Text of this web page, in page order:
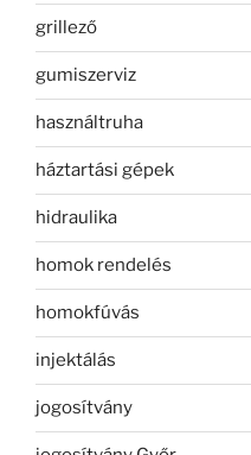
grillező
gumiszerviz
használtruha
háztartási gépek
hidraulika
homok rendelés
homokfúvás
injektálás
jogosítvány